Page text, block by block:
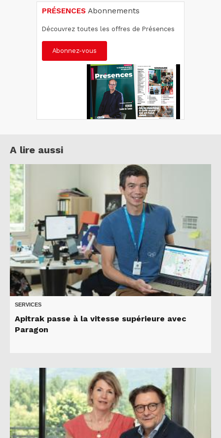
PRÉSENCES Abonnements
Découvrez toutes les offres de Présences
Abonnez-vous
A lire aussi
SERVICES
Apitrak passe à la vitesse supérieure avec
Paragon